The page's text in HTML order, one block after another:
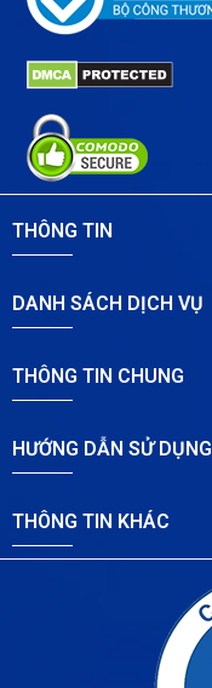
THÔNG TIN
DANH SÁCH DỊCH VỤ
THÔNG TIN CHUNG
HƯỚNG DẪN SỬ DỤNG
THÔNG TIN KHÁC